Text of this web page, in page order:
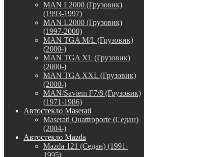
MAN L2000 (Грузовик)
(1993-1997)
MAN L2000 (Грузовик)
(1997-2000)
MAN TGA M/L (Грузовик)
(2000-)
MAN TGA XL (Грузовик)
(2000-)
MAN TGA XXL (Грузовик)
(2000-)
MAN/Saviem F7/8 (Грузовик)
(1971-1986)
Автостекло Maserati
Maserati Quattroporte (Седан)
(2004-)
Автостекло Mazda
Mazda 121 (Седан) (1991-
1995)